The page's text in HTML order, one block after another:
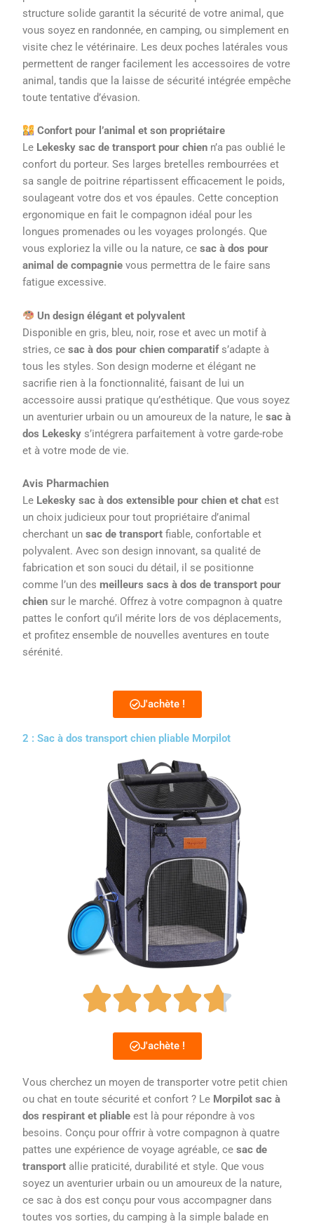
structure solide garantit la sécurité de votre animal, que
vous soyez en randonnée, en camping, ou simplement en
visite chez le vétérinaire. Les deux poches latérales vous
permettent de ranger facilement les accessoires de votre
animal, tandis que la laisse de sécurité intégrée empêche
toute tentative d’évasion.
Confort pour l’animal et son propriétaire
Le Lekesky sac de transport pour chien n’a pas oublié le
confort du porteur. Ses larges bretelles rembourrées et
sa sangle de poitrine répartissent efficacement le poids,
soulageant votre dos et vos épaules. Cette conception
ergonomique en fait le compagnon idéal pour les
longues promenades ou les voyages prolongés. Que
vous exploriez la ville ou la nature, cesac à dos pour
animal de compagnie vous permettra de le faire sans
fatigue excessive.
Un design élégant et polyvalent
Disponible en gris, bleu, noir, rose et avec un motif à
stries, cesac à dos pour chien comparatifs’adapte à
tous les styles. Son design moderne et élégant ne
sacrifie rien à la fonctionnalité, faisant de lui un
accessoire aussi pratique qu’esthétique. Que vous soyez
un aventurier urbain ou un amoureux de la nature, lesac à
dos Lekesky s’intégrera parfaitement à votre garde-robe
et à votre mode de vie.
Avis Pharmachien
Le Lekesky sac à dos extensible pour chien et chat est
un choix judicieux pour tout propriétaire d’animal
cherchant unsac de transport fiable, confortable et
polyvalent. Avec son design innovant, sa qualité de
fabrication et son souci du détail, il se positionne
comme l’un desmeilleurs sacs à dos de transport pour
chien sur le marché. Offrez à votre compagnon à quatre
pattes le confort qu’il mérite lors de vos déplacements,
et profitez ensemble de nouvelles aventures en toute
sérénité.
J'achète !
2 : Sac à dos transport chien pliable Morpilot
J'achète !
Vous cherchez un moyen de transporter votre petit chien
ou chat en toute sécurité et confort ? Le Morpilot sac à
dos respirant et pliable est là pour répondre à vos
besoins. Conçu pour offrir à votre compagnon à quatre
pattes une expérience de voyage agréable, cesac de
transport allie praticité, durabilité et style. Que vous
soyez un aventurier urbain ou un amoureux de la nature,
ce sac à dos est conçu pour vous accompagner dans
toutes vos sorties, du camping à la simple balade en